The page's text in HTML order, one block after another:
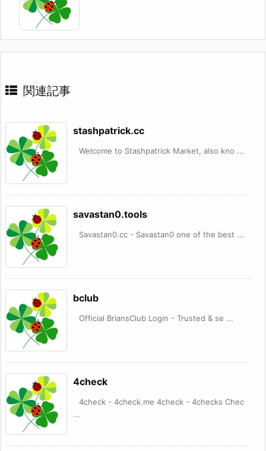
関連記事
stashpatrick.cc
Welcome to Stashpatrick Market, also kno ...
savastan0.tools
Savastan0.cc - Savastan0 one of the best ...
bclub
Official BriansClub Login - Trusted & se ...
4check
4check - 4check.me 4check - 4checks Chec
...